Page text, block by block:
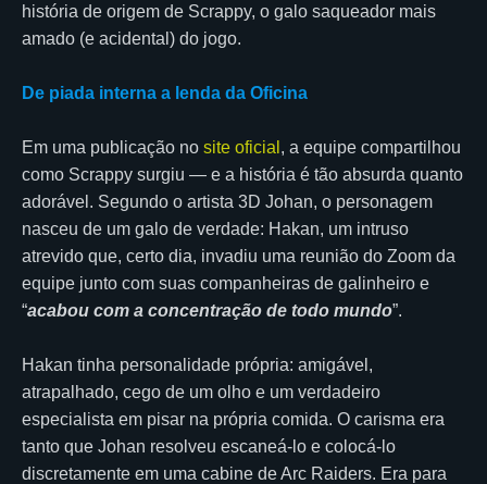
história de origem de Scrappy, o galo saqueador mais
amado (e acidental) do jogo.
De piada interna a lenda da Oficina
Em uma publicação no site oficial , a equipe compartilhou
como Scrappy surgiu — e a história é tão absurda quanto
adorável. Segundo o artista 3D Johan, o personagem
nasceu de um galo de verdade: Hakan, um intruso
atrevido que, certo dia, invadiu uma reunião do Zoom da
equipe junto com suas companheiras de galinheiro e
“acabou com a concentração de todo mundo”.
Hakan tinha personalidade própria: amigável,
atrapalhado, cego de um olho e um verdadeiro
especialista em pisar na própria comida. O carisma era
tanto que Johan resolveu escaneá-lo e colocá-lo
discretamente em uma cabine de Arc Raiders. Era para